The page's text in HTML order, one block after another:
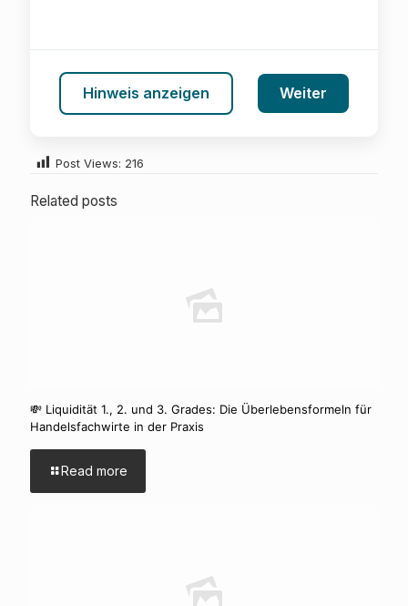
Hinweis anzeigen Weiter
Post Views: 216
Related posts
💸 Liquidität 1., 2. und 3. Grades: Die Überlebensformeln für
Handelsfachwirte in der Praxis
Read more